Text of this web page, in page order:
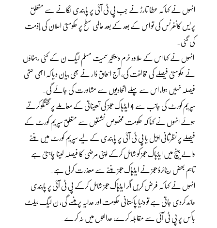
انہوں نے کہا کہ عطا تارڑ نے جب پی ٹی آئی پر پابندی لگانے سے متعلق
پریس کانفرنس کی تو اس کے بعد کے بعد عالمی سطح پر حکومتی اعلان کی إذمت
کی گئی۔
انہوں نے کہا اس کے علاوہ خرم دستگیر سمیت مسلم لیگ ن کے کئی رہنماؤں
نے حکومتی فیصلے کی مخالفت کی، آج اسحاق ڈار نے بھی بیان دیا کہ ابھی حتمی
فیصلہ نہیں ہوا، اس سے پہلے اتحادیوں سے مشاورت کی جائے گی۔
سپریم کورٹ کی جانب سے 4 ایڈہاک ججز کی تعیناتی کے معاملے پر گفتگو کرتے
ہوئے انہوں نے کہا کہ حکومت مخصوص نشستوں سے متعلق سپریم کورٹ کے
فیصلے پر نظرثانی اپیل یا پی ٹی آئی پر پابندی کے لیے سپریم کورٹ میں بننے
والے بینچ میں ایڈہاک ججز کو شامل کرکے اپنی مرضی کا فیصلہ لینا چاہتی ہے
تاہم بعض ریٹائرڈ ججز نے ایڈہاک ججز بننے سے معذرت کرلی ہے۔
انہوں نے کہا کہ فرض کریں اگر ایڈہاک ججز شامل کرکے پی ٹی آئی پر پابندی
عائد کردی جاتی ہے تو دنیا پاکستانی حکومت اور عدلیہ پر ہنسے گی، ن لیگ بیلٹ
باکس پر پی ٹی آئی سے مقابلہ کرے، عدالتوں میں نہ کرے۔